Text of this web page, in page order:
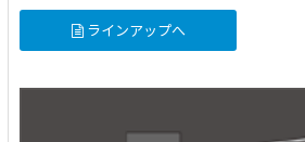
ラインアップへ